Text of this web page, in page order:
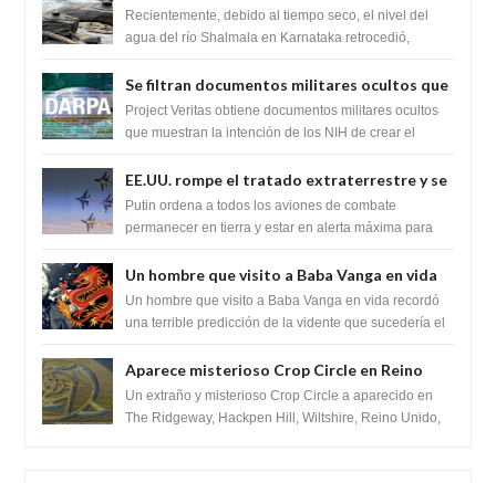
impresionante hallazgo de miles de Shiva
Lingas
Recientemente, debido al tiempo seco, el nivel del
agua del río Shalmala en Karnataka retrocedió,
Se filtran documentos militares ocultos que
muestran la intención de los NIH de crear el
SARS-CoV-2, utilizando la investigación de
Project Veritas obtiene documentos militares ocultos
que muestran la intención de los NIH de crear el
EE.UU. rompe el tratado extraterrestre y se
prepara para destruir el misterioso satélite
"Caballero Negro"
Putin ordena a todos los aviones de combate
permanecer en tierra y estar en alerta máxima para
Un hombre que visito a Baba Vanga en vida
recordó la terrible predicción de la vidente
para febrero de 2022.
Un hombre que visito a Baba Vanga en vida recordó
una terrible predicción de la vidente que sucedería el
Aparece misterioso Crop Circle en Reino
Unido 23 de junio 2016
Un extraño y misterioso Crop Circle a aparecido en
The Ridgeway, Hackpen Hill, Wiltshire, Reino Unido,